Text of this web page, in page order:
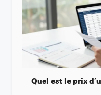
Quel est le prix